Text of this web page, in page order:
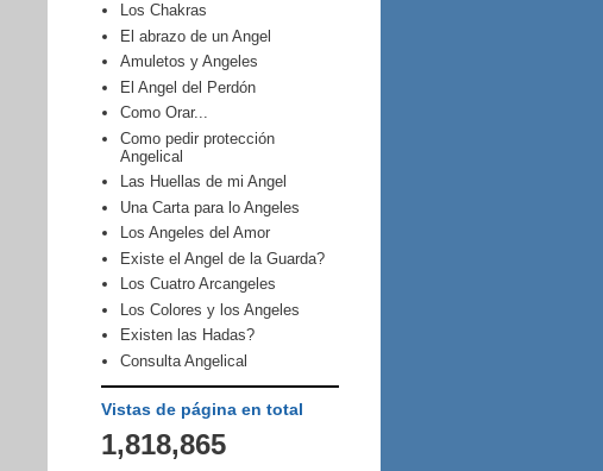
Los Chakras
El abrazo de un Angel
Amuletos y Angeles
El Angel del Perdón
Como Orar...
Como pedir protección
Angelical
Las Huellas de mi Angel
Una Carta para lo Angeles
Los Angeles del Amor
Existe el Angel de la Guarda?
Los Cuatro Arcangeles
Los Colores y los Angeles
Existen las Hadas?
Consulta Angelical
Vistas de página en total
1,818,865